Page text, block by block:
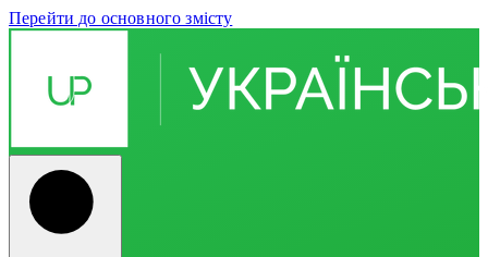
Перейти до основного змісту